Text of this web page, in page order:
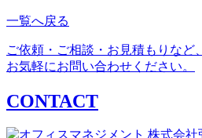
一覧へ戻る
ご依頼・ご相談・お見積もりなど、
お気軽にお問い合わせください。
CONTACT